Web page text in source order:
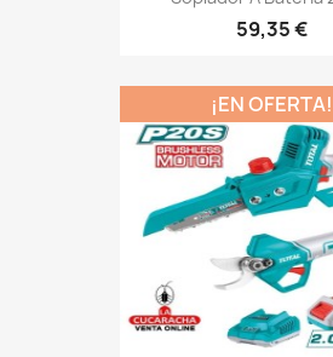
59,35 €
¡EN OFERTA!